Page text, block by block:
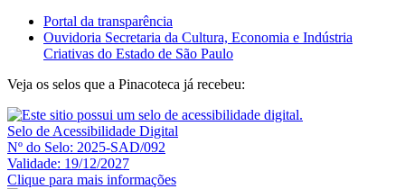
Portal da transparência
Ouvidoria Secretaria da Cultura, Economia e Indústria
Criativas do Estado de São Paulo
Veja os selos que a Pinacoteca já recebeu:
Selo de Acessibilidade Digital
Nº do Selo: 2025-SAD/092
Validade: 19/12/2027
Clique para mais informações